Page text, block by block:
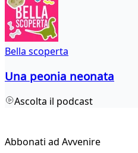
Bella scoperta
Una peonia neonata
Ascolta il podcast
Abbonati ad Avvenire